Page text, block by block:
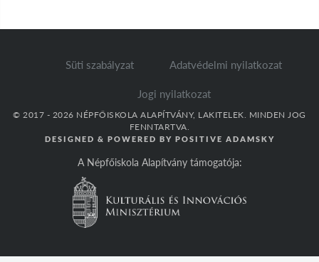
Süti szabályzat Adatvédelmi nyilatkozat
Jogi nyilatkozat
© 2017 - 2026 NÉPFŐISKOLA ALAPÍTVÁNY, LAKITELEK. MINDEN JOG
FENNTARTVA.
DESIGNED & POWERED BY POSITIVE ADAMSKY
A Népfőiskola Alapítvány támogatója: